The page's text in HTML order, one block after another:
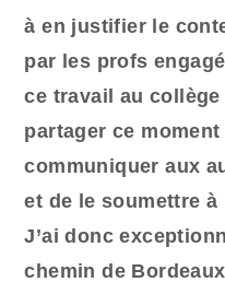
à en justifier le
par les profs
ce travail au
partager ce
communiquer aux
et de le soumettre à
J’ai donc
chemin de